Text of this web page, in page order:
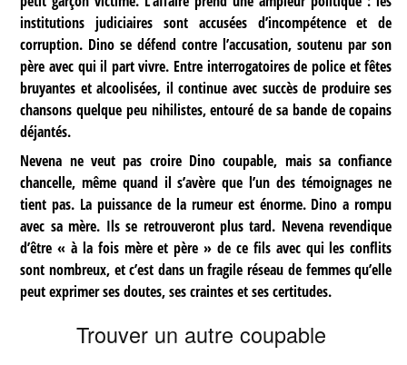
institutions judiciaires sont accusées d’incompétence et de
corruption. Dino se défend contre l’accusation, soutenu par son
père avec qui il part vivre. Entre interrogatoires de police et fêtes
bruyantes et alcoolisées, il continue avec succès de produire ses
chansons quelque peu nihilistes, entouré de sa bande de copains
déjantés.
Nevena ne veut pas croire Dino coupable, mais sa confiance
chancelle, même quand il s’avère que l’un des témoignages ne
tient pas. La puissance de la rumeur est énorme. Dino a rompu
avec sa mère. Ils se retrouveront plus tard. Nevena revendique
d’être « à la fois mère et père » de ce fils avec qui les conflits
sont nombreux, et c’est dans un fragile réseau de femmes qu’elle
peut exprimer ses doutes, ses craintes et ses certitudes.
Trouver un autre coupable